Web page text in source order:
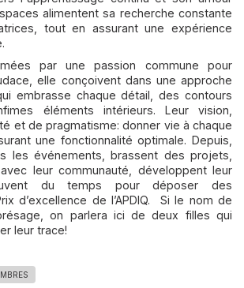
alimentent sa recherche constante
tout en assurant une expérience
par une passion commune pour
elle conçoivent dans une approche
embrasse chaque détail, des contours
éléments intérieurs. Leur vision,
et de pragmatisme: donner vie à chaque
une fonctionnalité optimale. Depuis,
les événements, brassent des projets,
leur communauté, développent leur
du temps pour déposer des
d’excellence de l’APDIQ. Si le nom de
on parlera ici de deux filles qui
leur trace!